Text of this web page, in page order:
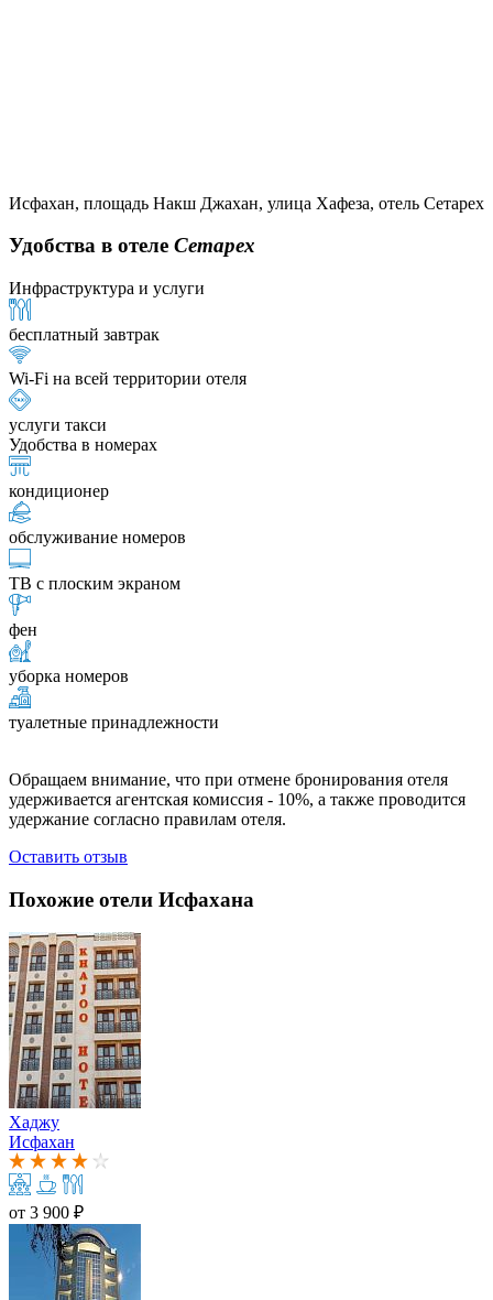
Исфахан, площадь Накш Джахан, улица Хафеза, отель Сетарех
Удобства в отеле Сетарех
Инфраструктура и услуги
бесплатный завтрак
Wi-Fi на всей территории отеля
услуги такси
Удобства в номерах
кондиционер
обслуживание номеров
ТВ с плоским экраном
фен
уборка номеров
туалетные принадлежности
Обращаем внимание, что при отмене бронирования отеля
удерживается агентская комиссия - 10%, а также проводится
удержание согласно правилам отеля.
Оставить отзыв
Похожие отели Исфахана
Хаджу
Исфахан
от 3 900 ₽